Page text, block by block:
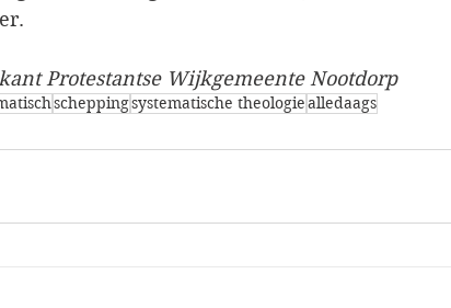
Protestantse Wijkgemeente Nootdorp
scheppingsystematische theologiealledaags